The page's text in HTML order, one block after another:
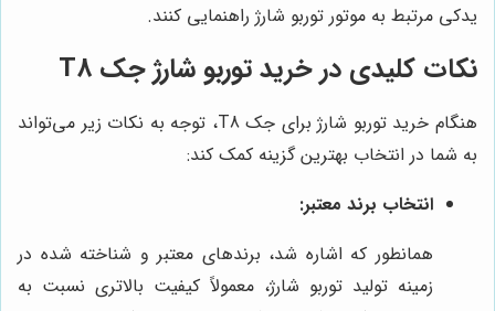
یدکی مرتبط به موتور توربو شارژ راهنمایی کنند.
نکات کلیدی در خرید توربو شارژ جک T8
هنگام خرید توربو شارژ برای جک T8، توجه به نکات زیر می‌تواند
به شما در انتخاب بهترین گزینه کمک کند:
انتخاب برند معتبر:
همانطور که اشاره شد، برندهای معتبر و شناخته شده در
زمینه تولید توربو شارژ، معمولاً کیفیت بالاتری نسبت به